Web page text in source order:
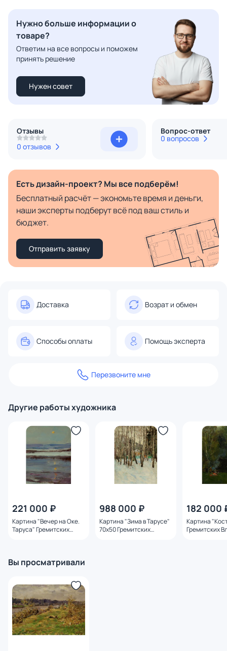
Нужно больше информации о
товаре?
Ответим на все вопросы и поможем
принять решение
Нужен совет
Отзывы
0 отзывов
Вопрос-ответ
0 вопросов
Есть дизайн-проект? Мы все подберём!
Бесплатный расчёт — экономьте время и деньги,
наши эксперты подберут всё под ваш стиль и
бюджет.
Отправить заявку
Доставка Возрат и обмен
Способы оплаты Помощь эксперта
Перезвоните мне
Другие работы художника
221 000 ₽
Картина "Вечер на Оке.
Таруса" Гремитских
988 000 ₽
Картина "Зима в Тарусе"
70х50 Гремитских
182 000
Картина
Гремитских
Вы просматривали